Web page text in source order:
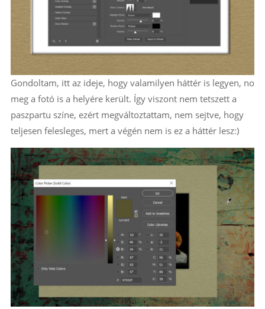
Gondoltam, itt az ideje, hogy valamilyen háttér is legyen, no
meg a fotó is a helyére került. Így viszont nem tetszett a
paszpartu színe, ezért megváltoztattam, nem sejtve, hogy
teljesen felesleges, mert a végén nem is ez a háttér lesz:)